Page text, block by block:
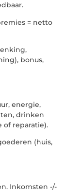
= netto
bonus,
energie,
drinken
of reparatie).
(huis,
Inkomsten -/-